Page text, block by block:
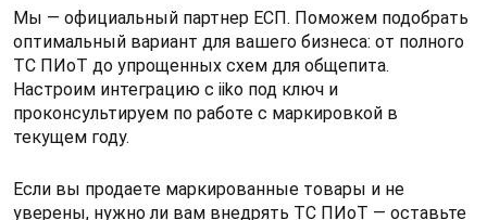
Мы — официальный партнер ЕСП. Поможем подобрать
оптимальный вариант для вашего бизнеса: от полного
ТС ПИоТ до упрощенных схем для общепита.
Настроим интеграцию с iiko под ключ и
проконсультируем по работе с маркировкой в
текущем году.
Если вы продаете маркированные товары и не
уверены, нужно ли вам внедрять ТС ПИоТ — оставьте